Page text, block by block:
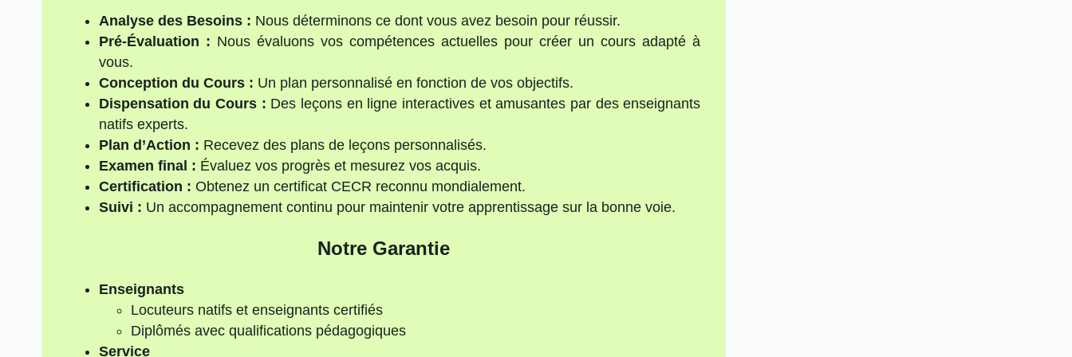
Analyse des Besoins : Nous déterminons ce dont vous avez besoin pour réussir.
Pré-Évaluation : Nous évaluons vos compétences actuelles pour créer un cours adapté à
vous.
Conception du Cours : Un plan personnalisé en fonction de vos objectifs.
Dispensation du Cours : Des leçons en ligne interactives et amusantes par des enseignants
natifs experts.
Plan d’Action : Recevez des plans de leçons personnalisés.
Examen final : Évaluez vos progrès et mesurez vos acquis.
Certification : Obtenez un certificat CECR reconnu mondialement.
Suivi : Un accompagnement continu pour maintenir votre apprentissage sur la bonne voie.
Notre Garantie
Enseignants
Locuteurs natifs et enseignants certifiés
Diplômés avec qualifications pédagogiques
Service